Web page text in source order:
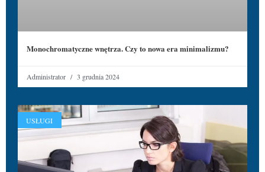
Monochromatyczne wnętrza. Czy to nowa era minimalizmu?
Administrator 3 grudnia 2024
USŁUGI